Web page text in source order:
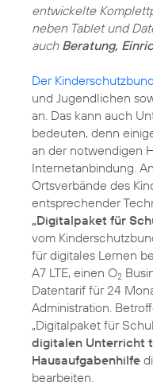
entwickelte
neben Tablet und
auch Beratung,
Der Kinderschutzbund
und Jugendlichen
an. Das kann auch
bedeuten, denn
an der notwendigen
Internetanbindung.
Ortsverbände des
entsprechender
„Digitalpaket für
vom
für digitales Lernen
A7 LTE, einen O2
Datentarif für 24
Administration.
„Digitalpaket für
digitalen Unterricht
Hausaufgabenhilfe
bearbeiten.